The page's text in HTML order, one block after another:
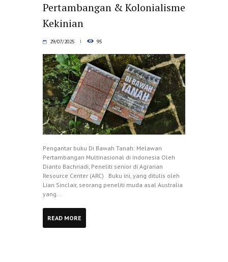
Pertambangan & Kolonialisme
Kekinian
29/07/2025 95
Pengantar buku Di Bawah Tanah: Melawan
Pertambangan Multinasional di Indonesia Oleh
Dianto Bachriadi, Peneliti senior di Agrarian
Resource Center (ARC) Buku ini, yang ditulis oleh
Lian Sinclair, seorang peneliti muda asal Australia
yang...
READ MORE